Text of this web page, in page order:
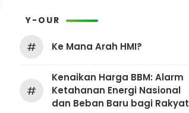
Y-OUR
# Ke Mana Arah HMI?
#
Kenaikan Harga BBM: Alarm
Ketahanan Energi Nasional
dan Beban Baru bagi Rakyat